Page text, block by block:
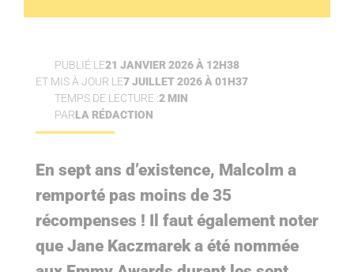
PUBLIÉ LE21 JANVIER 2026 À 12H38
ET MIS À JOUR LE7 JUILLET 2026 À 01H37
TEMPS DE LECTURE :2 MIN
PARLA RÉDACTION
En sept ans d’existence, Malcolm a
remporté pas moins de 35
récompenses ! Il faut également noter
que Jane Kaczmarek a été nommée